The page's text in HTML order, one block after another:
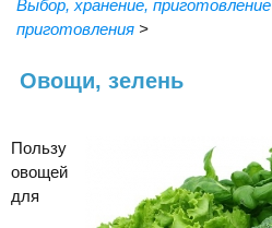
Выбор, хранение, приготовление
приготовления >
Овощи, зелень
Пользу
овощей
для